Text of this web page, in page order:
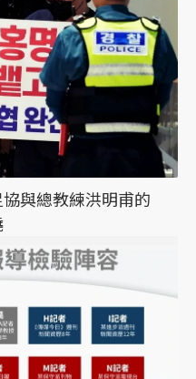
與總教練洪明甫的